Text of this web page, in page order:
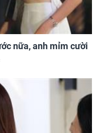
nữa, anh mỉm cười